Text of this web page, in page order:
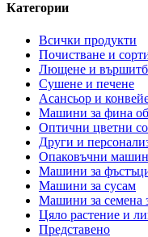
Категории
Всички продукти
Почистване и
Лющене и
Сушене и печене
Асансьор и
Машини за фина
Оптични цветни
Други и
Опаковъчни
Машини за
Машини за сусам
Машини за семена
Цяло растение и
Представено